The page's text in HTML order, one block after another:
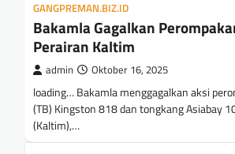
GANGPREMAN.BIZ.ID
Bakamla Gagalkan
Perairan Kaltim
admin Oktober 16, 2025
loading… Bakamla menggagalkan aksi
(TB) Kingston 818 dan tongkang Asiabay
(Kaltim),…